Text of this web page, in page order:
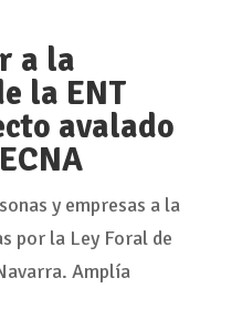
a la
la ENT
avalado
y empresas a la
por la Ley Foral de
Amplía